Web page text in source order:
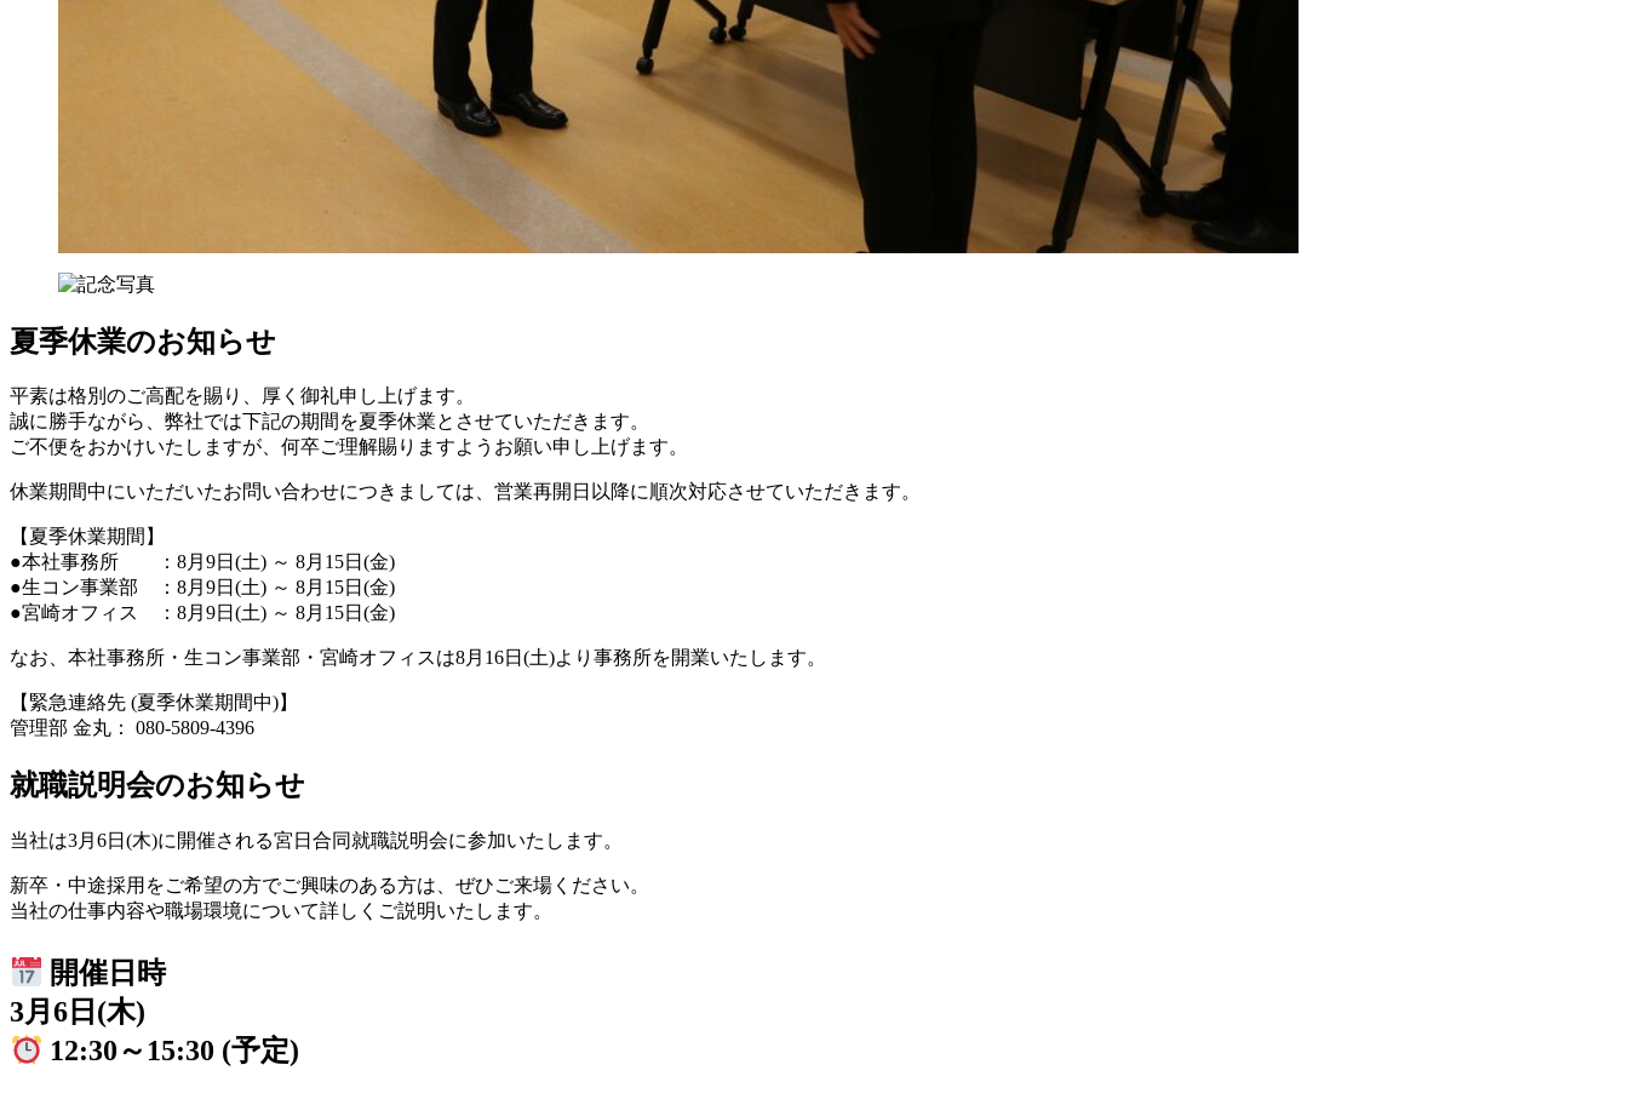
夏季休業のお知らせ
平素は格別のご高配を賜り、厚く御礼申し上げます。
誠に勝手ながら、弊社では下記の期間を夏季休業とさせていただきます。
ご不便をおかけいたしますが、何卒ご理解賜りますようお願い申し上げます。
休業期間中にいただいたお問い合わせにつきましては、営業再開日以降に順次対応させていただきます。
【夏季休業期間】
●本社事務所 ：8月9日(土) ～ 8月15日(金)
●生コン事業部 ：8月9日(土) ～ 8月15日(金)
●宮崎オフィス ：8月9日(土) ～ 8月15日(金)
なお、本社事務所・生コン事業部・宮崎オフィスは8月16日(土)より事務所を開業いたします。
【緊急連絡先 (夏季休業期間中)】
管理部 金丸： 080-5809-4396
就職説明会のお知らせ
当社は3月6日(木)に開催される宮日合同就職説明会に参加いたします。
新卒・中途採用をご希望の方でご興味のある方は、ぜひご来場ください。
当社の仕事内容や職場環境について詳しくご説明いたします。
開催日時
3月6日(木)
12:30～15:30 (予定)